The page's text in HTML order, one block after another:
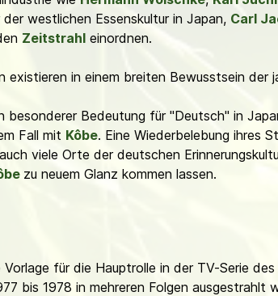
westlichen Essenskultur in Japan, Carl
Zeitstrahl einordnen.
existieren in einem breiten Bewusstsein
Bedeutung für "Deutsch" in
Fall mit Kôbe. Eine Wiederbelebung ihres
viele Orte der deutschen
zu neuem Glanz kommen lassen.
für die Hauptrolle in der TV-Serie
bis 1978 in mehreren Folgen ausgestrahlt